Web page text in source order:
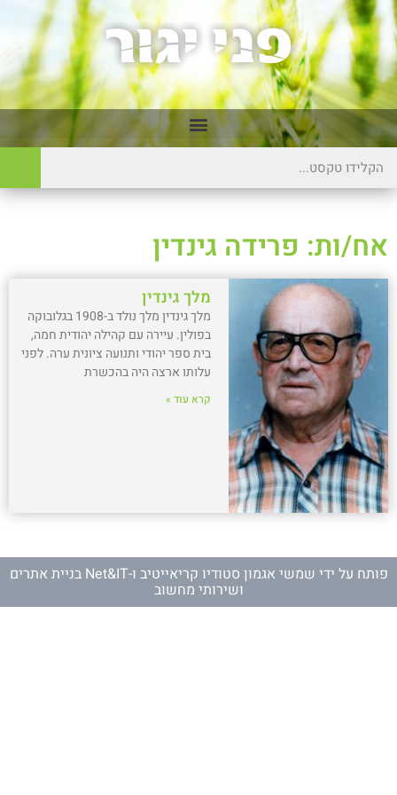
אח/ות: פרידה גינדין
מלך גינדין
מלך גינדין מלך נולד ב-1908 בגלובוקה
בפולין. עיירה עם קהילה יהודית חמה,
בית ספר יהודי ותנועה ציונית ערה. לפני
עלותו ארצה היה בהכשרת
קרא עוד »
פותח על ידי שמשי אגמון סטודיו קריאייטיב ו- Net&IT בניית אתרים
ושירותי מחשוב